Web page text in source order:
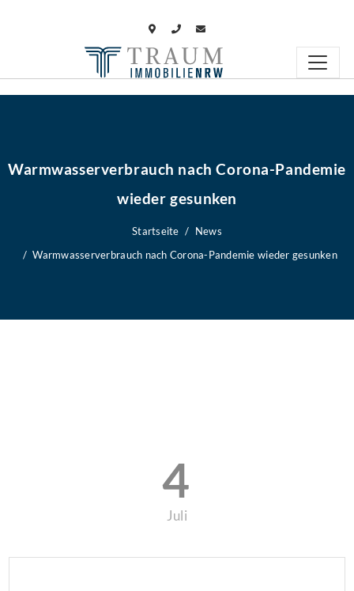
Warmwasserverbrauch nach Corona-Pandemie
wieder gesunken
Startseite
News
Warmwasserverbrauch nach Corona-Pandemie wieder gesunken
4
Juli